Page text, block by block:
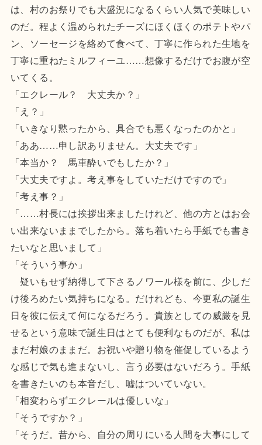
は、村のお祭りでも大盛況になるくらい人気で美味しい
のだ。程よく温められたチーズにほくほくのポテトやパ
ン、ソーセージを絡めて食べて、丁寧に作られた生地を
丁寧に重ねたミルフィーユ……想像するだけでお腹が空
いてくる。
「エクレール？ 大丈夫か？」
「え？」
「いきなり黙ったから、具合でも悪くなったのかと」
「ああ……申し訳ありません。大丈夫です」
「本当か？ 馬車酔いでもしたか？」
「大丈夫ですよ。考え事をしていただけですので」
「考え事？」
「……村長には挨拶出来ましたけれど、他の方とはお会
い出来ないままでしたから。落ち着いたら手紙でも書き
たいなと思いまして」
「そういう事か」
疑いもせず納得して下さるノワール様を前に、少しだ
け後ろめたい気持ちになる。だけれども、今更私の誕生
日を彼に伝えて何になるだろう。貴族としての威厳を見
せるという意味で誕生日はとても便利なものだが、私は
まだ村娘のままだ。お祝いや贈り物を催促しているよう
な感じで気も進まないし、言う必要はないだろう。手紙
を書きたいのも本音だし、嘘はついていない。
「相変わらずエクレールは優しいな」
「そうですか？」
「そうだ。昔から、自分の周りにいる人間を大事にして